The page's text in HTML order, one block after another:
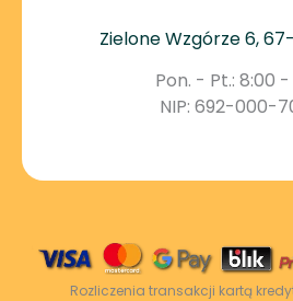
Zielone Wzgórze 6,
Pon. - Pt.: 8:00 -
NIP: 692-000-
Rozliczenia transakcji kartą